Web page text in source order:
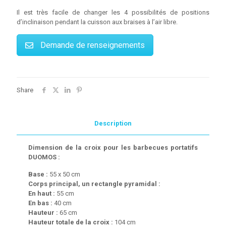
Il est très facile de changer les 4 possibilités de positions
d’inclinaison pendant la cuisson aux braises à l’air libre.
Demande de renseignements
Share
Description
Dimension de la croix pour les barbecues portatifs
DUOMOS :
Base : 55 x 50 cm
Corps principal, un rectangle pyramidal :
En haut : 55 cm
En bas : 40 cm
Hauteur : 65 cm
Hauteur totale de la croix : 104 cm